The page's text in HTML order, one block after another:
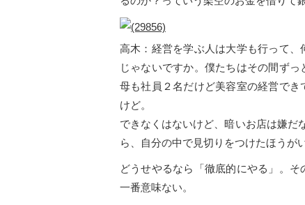
高木：経営を学ぶ人は大学も行って
じゃないですか。僕たちはその間ず
母も社員２名だけど美容室の経営で
けど。
できなくはないけど、暗いお店は嫌だ
ら、自分の中で見切りをつけたほうが
どうせやるなら「徹底的にやる」。
一番意味ない。